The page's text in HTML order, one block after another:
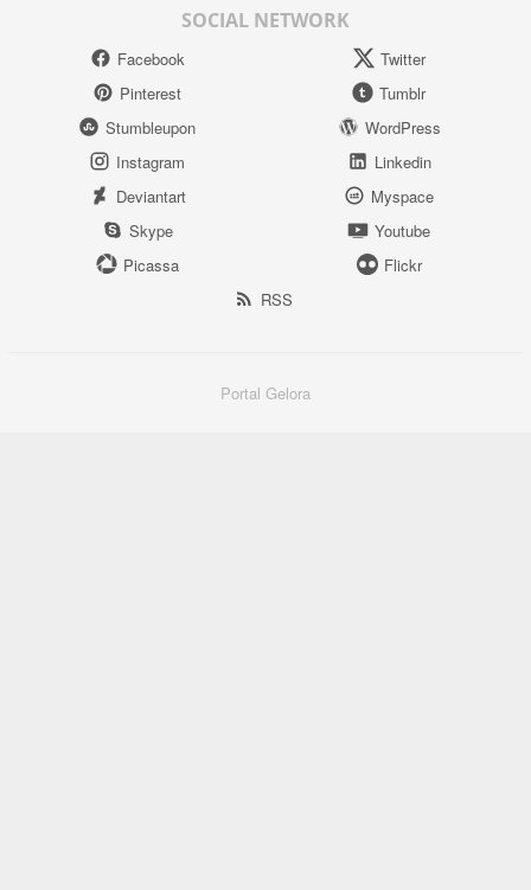
SOCIAL NETWORK
Facebook
Twitter
Pinterest
Tumblr
Stumbleupon
WordPress
Instagram
Linkedin
Deviantart
Myspace
Skype
Youtube
Picassa
Flickr
RSS
Portal Gelora